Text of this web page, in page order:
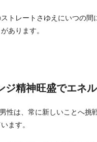
トレートさゆえにいつの間
あります。
ジ精神旺盛でエネ
性は、常に新しいことへ挑
ます。